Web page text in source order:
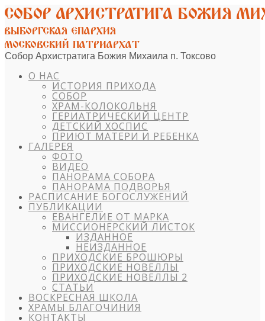
Собор Архистратига Божия Михаила п. Токсово
О НАС
ИСТОРИЯ ПРИХОДА
СОБОР
ХРАМ-КОЛОКОЛЬНЯ
ГЕРИАТРИЧЕСКИЙ ЦЕНТР
ДЕТСКИЙ ХОСПИС
ПРИЮТ МАТЕРИ И РЕБЕНКА
ГАЛЕРЕЯ
ФОТО
ВИДЕО
ПАНОРАМА СОБОРА
ПАНОРАМА ПОДВОРЬЯ
РАСПИСАНИЕ БОГОСЛУЖЕНИЙ
ПУБЛИКАЦИИ
ЕВАНГЕЛИЕ ОТ МАРКА
МИССИОНЕРСКИЙ ЛИСТОК
ИЗДАННОЕ
НЕИЗДАННОЕ
ПРИХОДСКИЕ БРОШЮРЫ
ПРИХОДСКИЕ НОВЕЛЛЫ
ПРИХОДСКИЕ НОВЕЛЛЫ 2
СТАТЬИ
ВОСКРЕСНАЯ ШКОЛА
ХРАМЫ БЛАГОЧИНИЯ
КОНТАКТЫ